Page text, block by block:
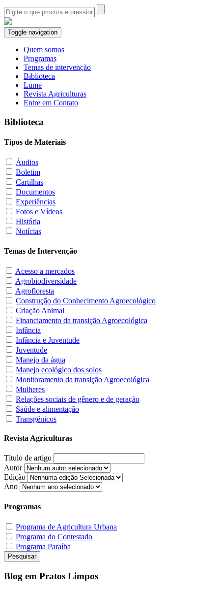
Toggle navigation
Quem somos
Programas
Temas de intervenção
Biblioteca
Lume
Revista Agriculturas
Entre em Contato
Biblioteca
Tipos de Materiais
Áudios
Boletim
Cartilhas
Documentos
Experiências
Fotos e Vídeos
História
Notícias
Temas de Intervenção
Acesso a mercados
Agrobiodiversidade
Agrofloresta
Construção do Conhecimento Agroecológico
Criação Animal
Financiamento da transição Agroecológica
Infância
Infância e Juventude
Juventude
Manejo da água
Manejo ecológico dos solos
Monitoramento da transição Agroecológica
Mulheres
Relações sociais de gênero e de geração
Saúde e alimentação
Transgênicos
Revista Agriculturas
Título de artigo
Autor
Edição
Ano
Programas
Programa de Agricultura Urbana
Programa do Contestado
Programa Paraíba
Pesquisar
Blog em Pratos Limpos